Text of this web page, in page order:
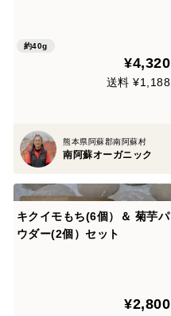
約40g
¥4,320
送料 ¥1,188
熊本県阿蘇郡南阿蘇村
南阿蘇オーガニック
キクイモもち(6個）＆ 菊芋パ
ウダー(2個）セット
¥2,800